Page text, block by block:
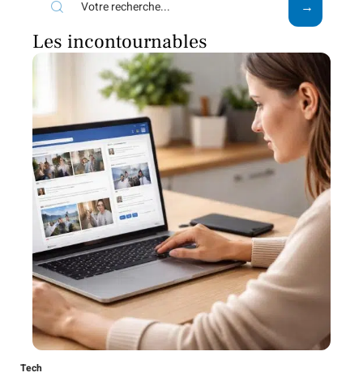
Les incontournables
Tech